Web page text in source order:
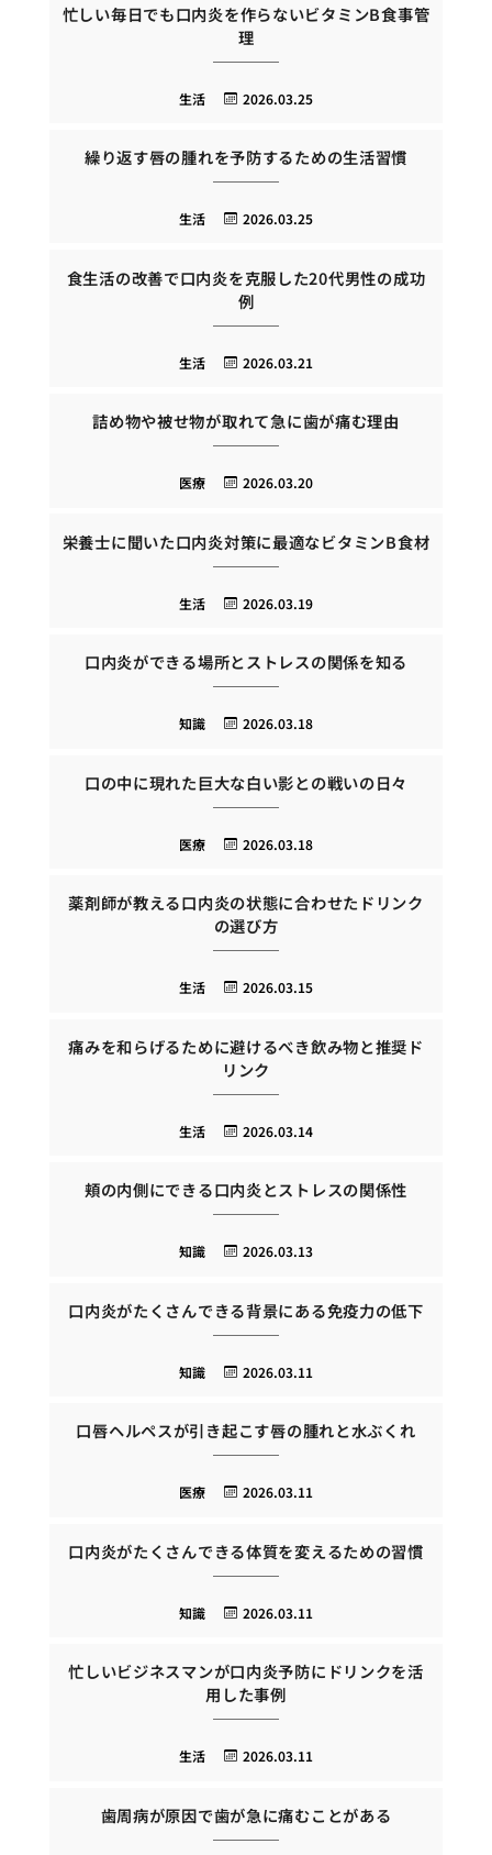
忙しい毎日でも口内炎を作らないビタミンB食事管
理
2026.03.25
生活
繰り返す唇の腫れを予防するための生活習慣
2026.03.25
生活
食生活の改善で口内炎を克服した20代男性の成功
例
2026.03.21
生活
詰め物や被せ物が取れて急に歯が痛む理由
2026.03.20
医療
栄養士に聞いた口内炎対策に最適なビタミンB食材
2026.03.19
生活
口内炎ができる場所とストレスの関係を知る
2026.03.18
知識
口の中に現れた巨大な白い影との戦いの日々
2026.03.18
医療
薬剤師が教える口内炎の状態に合わせたドリンク
の選び方
2026.03.15
生活
痛みを和らげるために避けるべき飲み物と推奨ド
リンク
2026.03.14
生活
頬の内側にできる口内炎とストレスの関係性
2026.03.13
知識
口内炎がたくさんできる背景にある免疫力の低下
2026.03.11
知識
口唇ヘルペスが引き起こす唇の腫れと水ぶくれ
2026.03.11
医療
口内炎がたくさんできる体質を変えるための習慣
2026.03.11
知識
忙しいビジネスマンが口内炎予防にドリンクを活
用した事例
2026.03.11
生活
歯周病が原因で歯が急に痛むことがある